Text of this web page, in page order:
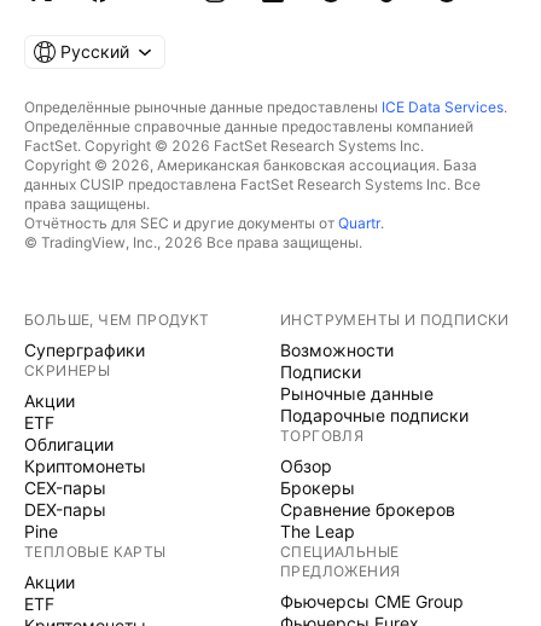
Русский
Определённые рыночные данные предоставлены ICE Data Services.
Определённые справочные данные предоставлены компанией
FactSet. Copyright © 2026 FactSet Research Systems Inc.
Copyright © 2026, Американская банковская ассоциация. База
данных CUSIP предоставлена FactSet Research Systems Inc. Все
права защищены.
Отчётность для SEC и другие документы от Quartr.
© TradingView, Inc., 2026 Все права защищены.
БОЛЬШЕ, ЧЕМ ПРОДУКТ
Суперграфики
СКРИНЕРЫ
Акции
ETF
Облигации
Криптомонеты
CEX-пары
DEX-пары
Pine
ТЕПЛОВЫЕ КАРТЫ
Акции
ETF
ИНСТРУМЕНТЫ И ПОДПИСКИ
Возможности
Подписки
Рыночные данные
Подарочные подписки
ТОРГОВЛЯ
Обзор
Брокеры
Сравнение брокеров
The Leap
СПЕЦИАЛЬНЫЕ
ПРЕДЛОЖЕНИЯ
Фьючерсы CME Group